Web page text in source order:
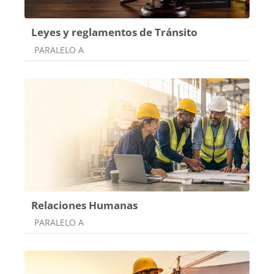
Leyes y reglamentos de Tránsito
Categoría de cursos
PARALELO A
Relaciones Humanas
Categoría de cursos
PARALELO A